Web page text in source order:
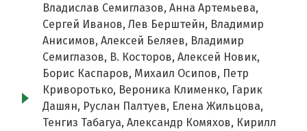
Владислав Семиглазов, Анна Артемьева,
Сергей Иванов, Лев Берштейн, Владимир
Анисимов, Алексей Беляев, Владимир
Семиглазов, В. Косторов, Алексей Новик,
Борис Каспаров, Михаил Осипов, Петр
Криворотько, Вероника Клименко, Гарик
Дашян, Руслан Палтуев, Елена Жильцова,
Тенгиз Табагуа, Александр Комяхов, Кирилл